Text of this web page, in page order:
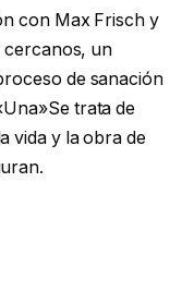
con Max Frisch y
cercanos, un
de sanación
trata de
vida y la obra de